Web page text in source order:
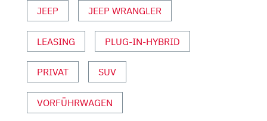
VON
YOUTUBE
ANZEIGEN
JEEP JEEP WRANGLER
LEASING PLUG-IN-HYBRID
PRIVAT SUV
VORFÜHRWAGEN